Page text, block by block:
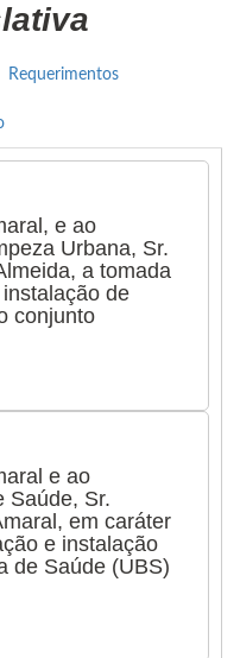
nas áreas
e educação. Seu
cidade e com as
tem sido um
Terezinha é
de atendimento
comunidade e sua
demandas da
concretas.
ela segue firme no
de vida da
e continuar sendo
sociais que
da cidade.
Requerimentos
e ao
Urbana, Sr.
a tomada
de
conjunto
e ao
Saúde, Sr.
em caráter
e instalação
de Saúde (UBS)